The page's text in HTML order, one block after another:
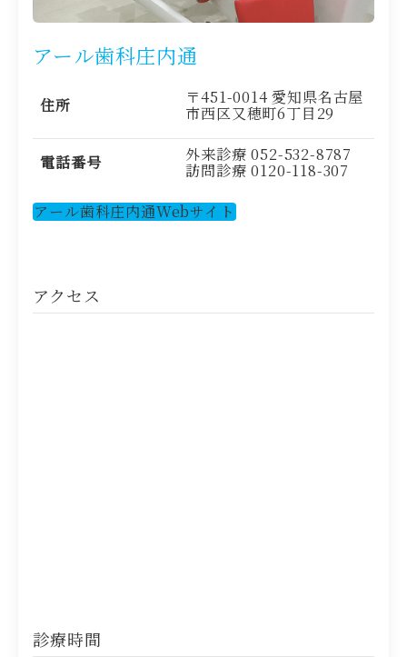
アール歯科庄内通
住所 〒451-0014 愛知県名古屋
市西区又穂町6丁目29
電話番号 外来診療052-532-8787
訪問診療0120-118-307
アール歯科庄内通Webサイト
アクセス
診療時間